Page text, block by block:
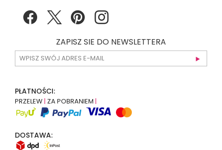
ZAPISZ SIE DO NEWSLETTERA
PŁATNOŚCI:
PRZELEW| ZA POBRANIEM |
DOSTAWA: